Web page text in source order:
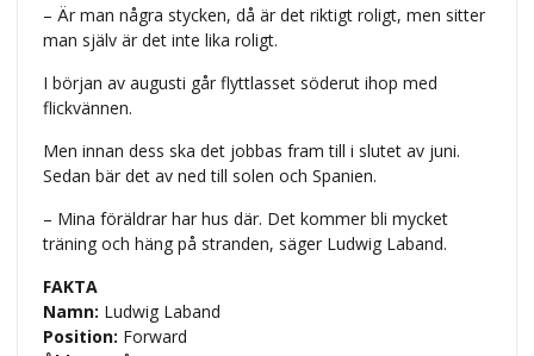
– Är man några stycken, då är det riktigt roligt, men sitter
man själv är det inte lika roligt.
I början av augusti går flyttlasset söderut ihop med
flickvännen.
Men innan dess ska det jobbas fram till i slutet av juni.
Sedan bär det av ned till solen och Spanien.
– Mina föräldrar har hus där. Det kommer bli mycket
träning och häng på stranden, säger Ludwig Laband.
FAKTA
Namn: Ludwig Laband
Position: Forward